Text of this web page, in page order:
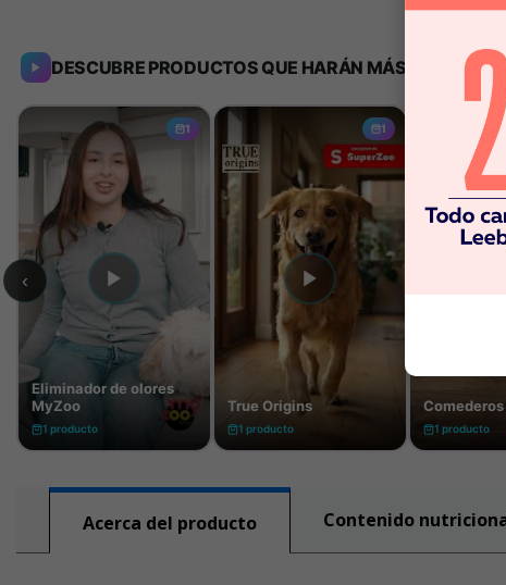
Acerca del producto Contenido